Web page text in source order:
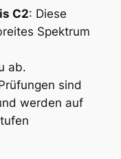
C2: Diese
Spektrum
ab.
sind
werden auf